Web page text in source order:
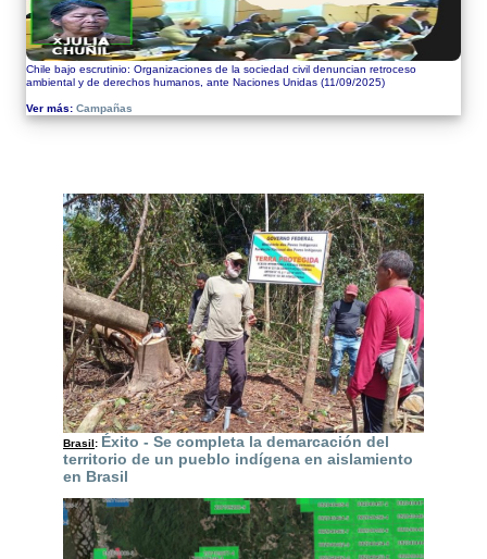
Chile bajo escrutinio: Organizaciones de la sociedad civil denuncian retroceso
ambiental y de derechos humanos, ante Naciones Unidas (11/09/2025)
Ver más: Campañas
Brasil : Éxito - Se completa la demarcación del
territorio de un pueblo indígena en aislamiento
en Brasil